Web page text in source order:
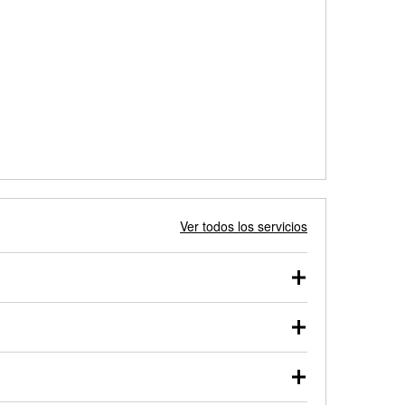
Ver todos los servicios
probarse dentro o fuera del vehículo y cargarse en
de nuestros profesionales te ayudará a encontrar
en el estacionamiento, o desmonta el